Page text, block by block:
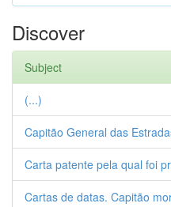
Discover
Subject
(...)
Capitão General das
Carta patente pela qual foi
Cartas de datas. Capitão